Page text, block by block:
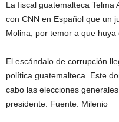
La fiscal guatemalteca Telma
con CNN en Español que un
Molina, por temor a que huya
El escándalo de corrupción
política guatemalteca. Este
cabo las elecciones
presidente. Fuente: Milenio